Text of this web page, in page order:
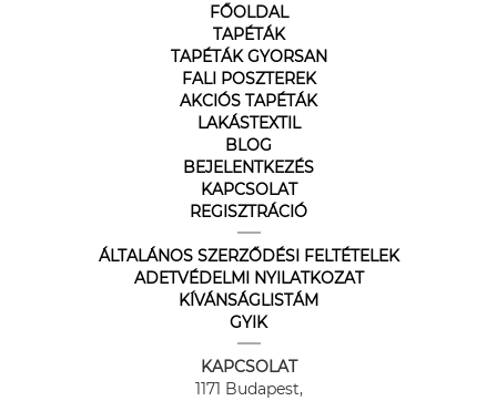
FŐOLDAL
TAPÉTÁK
TAPÉTÁK GYORSAN
FALI POSZTEREK
AKCIÓS TAPÉTÁK
LAKÁSTEXTIL
BLOG
BEJELENTKEZÉS
KAPCSOLAT
REGISZTRÁCIÓ
ÁLTALÁNOS SZERZŐDÉSI FELTÉTELEK
ADETVÉDELMI NYILATKOZAT
KÍVÁNSÁGLISTÁM
GYIK
KAPCSOLAT
1171 Budapest,